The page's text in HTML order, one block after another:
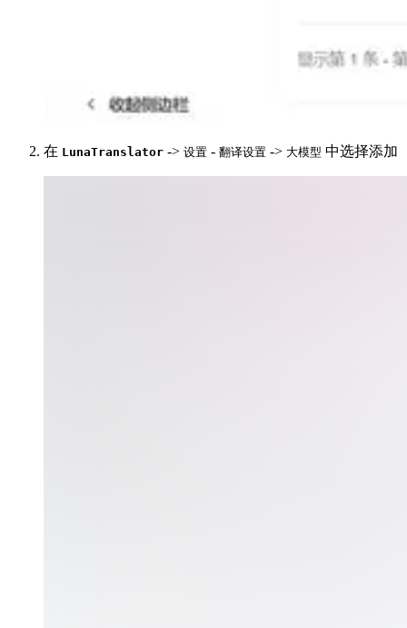
在 LunaTranslator -> 设置 - 翻译设置 -> 大模型 中选择添加